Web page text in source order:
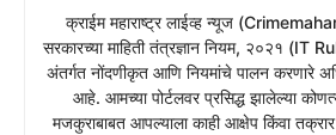
​क्राईम महाराष्ट्र लाईव्ह न्यूज
सरकारच्या माहिती तंत्रज्ञान नियम, २०२१ (IT
अंतर्गत नोंदणीकृत आणि नियमांचे पालन करणारे
आहे. आमच्या पोर्टलवर प्रसिद्ध झालेल्या
मजकुराबाबत आपल्याला काही आक्षेप किंवा